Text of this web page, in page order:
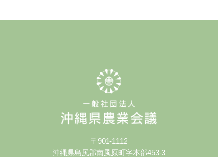
〒901-1112
沖縄県島尻郡南風原町字本部453-3